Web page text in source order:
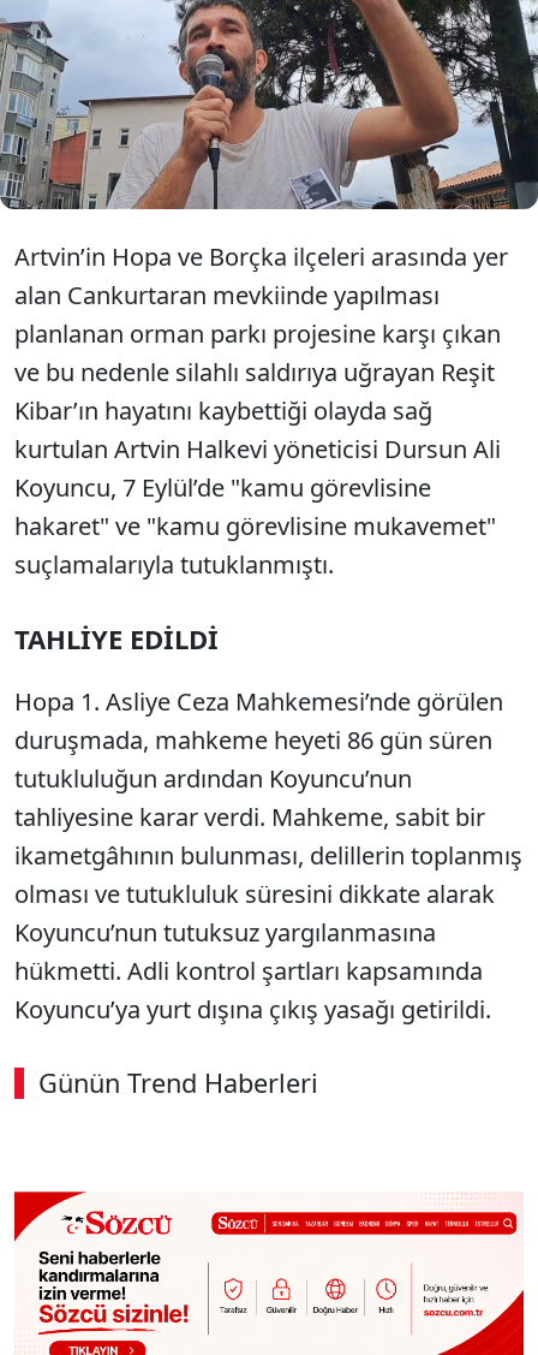
projesi için 3 Eylül'de orman kesimini
engellemeye çalışan Reşit Kibar'ın
öldürüldüğü saldırıdan sağ kurtulan ve 7
Eylül'de tutuklanan Dursun Ali Koyuncu,
tahliye edildi.
Artvin’in Hopa ve Borçka ilçeleri arasında yer
alan Cankurtaran mevkiinde yapılması
planlanan orman parkı projesine karşı çıkan
ve bu nedenle silahlı saldırıya uğrayan Reşit
Kibar’ın hayatını kaybettiği olayda sağ
kurtulan Artvin Halkevi yöneticisi Dursun Ali
Koyuncu, 7 Eylül’de "kamu görevlisine
hakaret" ve "kamu görevlisine mukavemet"
suçlamalarıyla tutuklanmıştı.
TAHLİYE EDİLDİ
Hopa 1. Asliye Ceza Mahkemesi’nde görülen
duruşmada, mahkeme heyeti 86 gün süren
tutukluluğun ardından Koyuncu’nun
tahliyesine karar verdi. Mahkeme, sabit bir
ikametgâhının bulunması, delillerin toplanmış
olması ve tutukluluk süresini dikkate alarak
Koyuncu’nun tutuksuz yargılanmasına
hükmetti. Adli kontrol şartları kapsamında
Koyuncu’ya yurt dışına çıkış yasağı getirildi.
Günün Trend Haberleri
00:02 / 02:14